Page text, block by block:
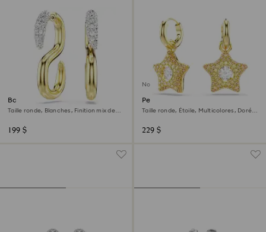
Boucles d'oreilles Dextera
Taille ronde, Blanches, Finition mix de
199 $
Nouveau
Pendants d'oreilles Sublima
Taille ronde, Étoile, Multicolores, Doré à
229 $